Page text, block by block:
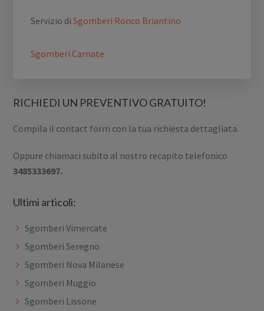
Servizio diSgomberi Ronco Briantino
Sgomberi Carnate
RICHIEDI UN PREVENTIVO GRATUITO!
Compila il contact form con la tua richiesta dettagliata.
Oppure chiamaci subito al nostro recapito telefonico
3485333697.
Ultimi articoli:
Sgomberi Vimercate
Sgomberi Seregno
Sgomberi Nova Milanese
Sgomberi Muggio
Sgomberi Lissone